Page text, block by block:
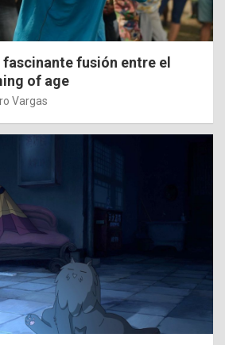
fusión entre el
of age
Vargas